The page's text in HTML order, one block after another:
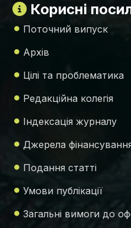
Корисні
Поточний випуск
Архів
Цілі та проблематика
Редакційна колегія
Індексація журналу
Джерела
Подання статті
Умови публікації
Загальні вимоги до